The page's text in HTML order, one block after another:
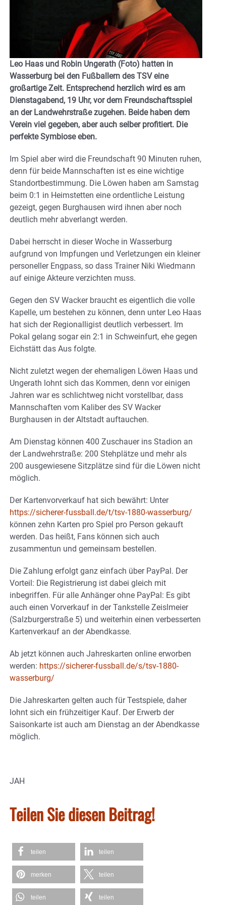
Leo Haas und Robin Ungerath (Foto) hatten in
Wasserburg bei den Fußballern des TSV eine
großartige Zeit. Entsprechend herzlich wird es am
Dienstagabend, 19 Uhr, vor dem Freundschaftsspiel
an der Landwehrstraße zugehen. Beide haben dem
Verein viel gegeben, aber auch selber profitiert. Die
perfekte Symbiose eben.
Im Spiel aber wird die Freundschaft 90 Minuten ruhen,
denn für beide Mannschaften ist es eine wichtige
Standortbestimmung. Die Löwen haben am Samstag
beim 0:1 in Heimstetten eine ordentliche Leistung
gezeigt, gegen Burghausen wird ihnen aber noch
deutlich mehr abverlangt werden.
Dabei herrscht in dieser Woche in Wasserburg
aufgrund von Impfungen und Verletzungen ein kleiner
personeller Engpass, so dass Trainer Niki Wiedmann
auf einige Akteure verzichten muss.
Gegen den SV Wacker braucht es eigentlich die volle
Kapelle, um bestehen zu können, denn unter Leo Haas
hat sich der Regionalligist deutlich verbessert. Im
Pokal gelang sogar ein 2:1 in Schweinfurt, ehe gegen
Eichstätt das Aus folgte.
Nicht zuletzt wegen der ehemaligen Löwen Haas und
Ungerath lohnt sich das Kommen, denn vor einigen
Jahren war es schlichtweg nicht vorstellbar, dass
Mannschaften vom Kaliber des SV Wacker
Burghausen in der Altstadt auftauchen.
Am Dienstag können 400 Zuschauer ins Stadion an
der Landwehrstraße: 200 Stehplätze und mehr als
200 ausgewiesene Sitzplätze sind für die Löwen nicht
möglich.
Der Kartenvorverkauf hat sich bewährt: Unter
https://sicherer-fussball.de/t/tsv-1880-wasserburg/
können zehn Karten pro Spiel pro Person gekauft
werden. Das heißt, Fans können sich auch
zusammentun und gemeinsam bestellen.
Die Zahlung erfolgt ganz einfach über PayPal. Der
Vorteil: Die Registrierung ist dabei gleich mit
inbegriffen. Für alle Anhänger ohne PayPal: Es gibt
auch einen Vorverkauf in der Tankstelle Zeislmeier
(Salzburgerstraße 5) und weiterhin einen verbesserten
Kartenverkauf an der Abendkasse.
Ab jetzt können auch Jahreskarten online erworben
werden: https://sicherer-fussball.de/s/tsv-1880-
wasserburg/
Die Jahreskarten gelten auch für Testspiele, daher
lohnt sich ein frühzeitiger Kauf. Der Erwerb der
Saisonkarte ist auch am Dienstag an der Abendkasse
möglich.
JAH
Teilen Sie diesen Beitrag!
teilen teilen
merken teilen
teilen teilen